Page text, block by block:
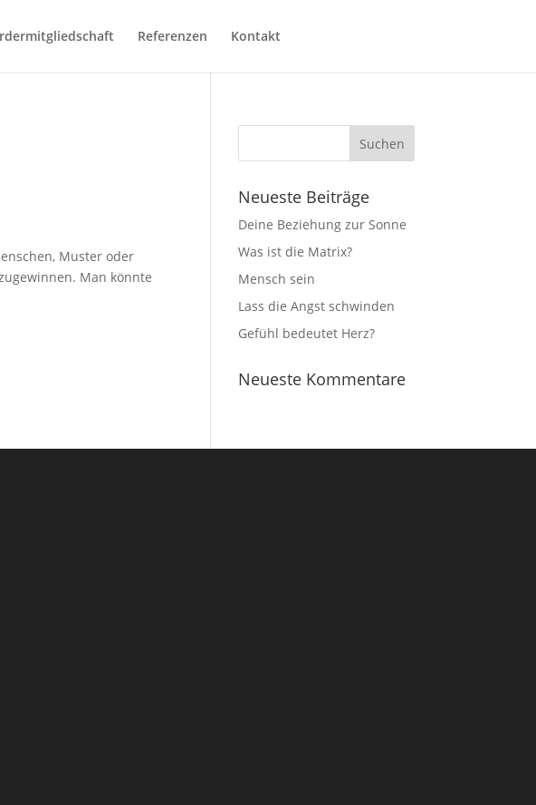
Referenzen Kontakt
Muster oder
Man könnte
Neueste Beiträge
Deine Beziehung zur Sonne
Was ist die Matrix?
Mensch sein
Lass die Angst schwinden
Gefühl bedeutet Herz?
Neueste Kommentare